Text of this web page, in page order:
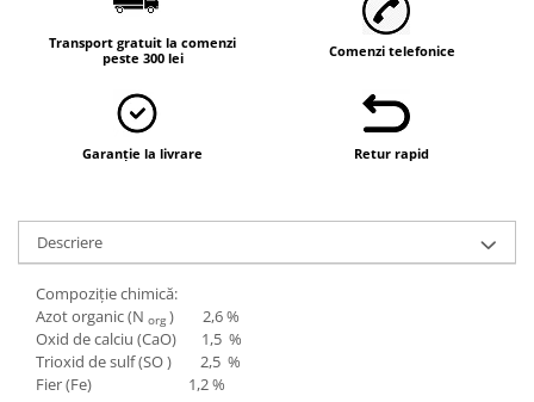
Accesorii
Hrana (furaje)
Suplimente si accesorii veterinare
Accesorii
Adapatori
Cuști de transport
Hrană (furaje)
Hrănitori
Transport gratuit la comenzi
peste 300 lei
Comenzi telefonice
Garanție la livrare Retur rapid
Descriere
Compoziţie chimică:
Azot organic (N org ) 2,6 %
Oxid de calciu (CaO) 1,5 %
Trioxid de sulf (SO ) 2,5 %
Fier (Fe) 1,2 %